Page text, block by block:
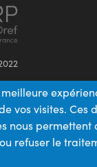
vos visites. Ces
nous
refuser le